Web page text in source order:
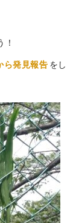
！
ら発見報告 をし